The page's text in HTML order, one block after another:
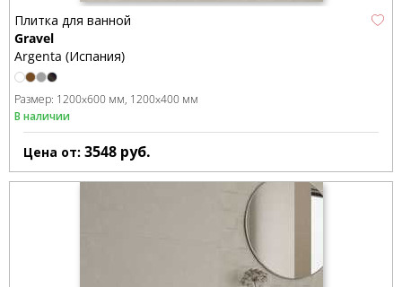
Плитка для ванной
Gravel
Argenta (Испания)
Размер: 1200x600 мм 1200x400 мм
В наличии
Цена от: 3548 руб.